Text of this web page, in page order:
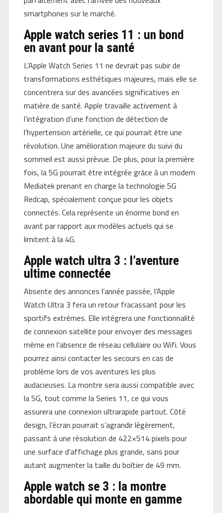
smartphones sur le marché.
Apple watch series 11 : un bond
en avant pour la santé
L’Apple Watch Series 11 ne devrait pas subir de
transformations esthétiques majeures, mais elle se
concentrera sur des avancées significatives en
matière de santé. Apple travaille activement à
l’intégration d’une fonction de détection de
l’hypertension artérielle, ce qui pourrait être une
révolution. Une amélioration majeure du suivi du
sommeil est aussi prévue. De plus, pour la première
fois, la 5G pourrait être intégrée grâce à un modem
Mediatek prenant en charge la technologie 5G
Redcap, spécialement conçue pour les objets
connectés. Cela représente un énorme bond en
avant par rapport aux modèles actuels qui se
limitent à la 4G.
Apple watch ultra 3 : l’aventure
ultime connectée
Absente des annonces l’année passée, l’Apple
Watch Ultra 3 fera un retour fracassant pour les
sportifs extrêmes. Elle intégrera une fonctionnalité
de connexion satellite pour envoyer des messages
même en l’absence de réseau cellulaire ou Wifi. Vous
pourrez ainsi contacter les secours en cas de
problème lors de vos aventures les plus
audacieuses. La montre sera aussi compatible avec
la 5G, tout comme la Series 11, ce qui vous
assurera une connexion ultrarapide partout. Côté
design, l’écran pourrait s’agrandir légèrement,
passant à une résolution de 422×514 pixels pour
une surface d’affichage plus grande, sans pour
autant augmenter la taille du boîtier de 49 mm.
Apple watch se 3 : la montre
abordable qui monte en gamme